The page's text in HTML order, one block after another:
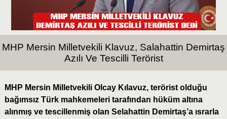
MHP Mersin Milletvekili Klavuz, Salahattin Demirtaş
Azılı Ve Tescilli Terörist
MHP Mersin Milletvekili Olcay Kılavuz, terörist olduğu
bağımsız Türk mahkemeleri tarafından hüküm altına
alınmış ve tescillenmiş olan Selahattin Demirtaş’a ısrarla